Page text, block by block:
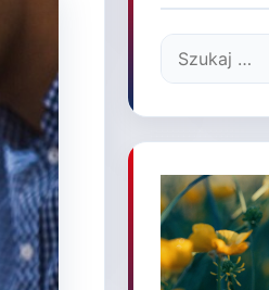
Szukaj: